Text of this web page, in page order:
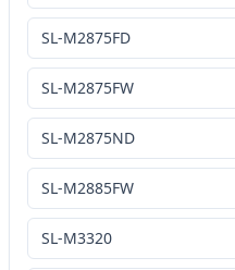
SL-M2875FD
SL-M2875FW
SL-M2875ND
SL-M2885FW
SL-M3320